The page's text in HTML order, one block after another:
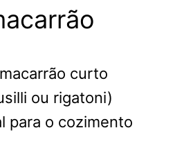
curto
ou rigatoni)
para o cozimento